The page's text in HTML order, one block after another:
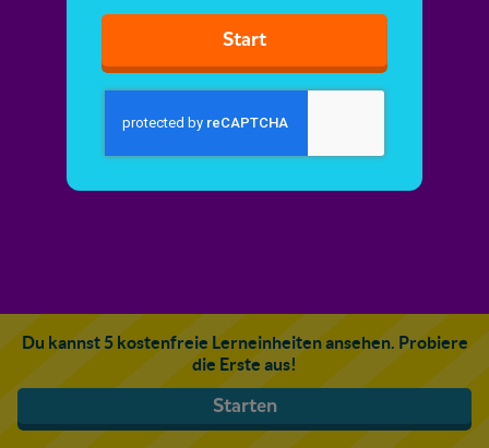
Du kannst 5 kostenfreie Lerneinheiten ansehen. Probiere
die Erste aus!
Starten
Start